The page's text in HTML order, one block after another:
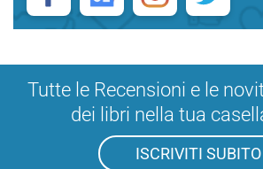
Tutte le Recensioni e le
dei libri nella tua
ISCRIVITI SUBITO